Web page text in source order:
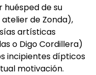
de su
de Zonda),
artísticas
o Digo Cordillera)
incipientes dípticos
motivación.